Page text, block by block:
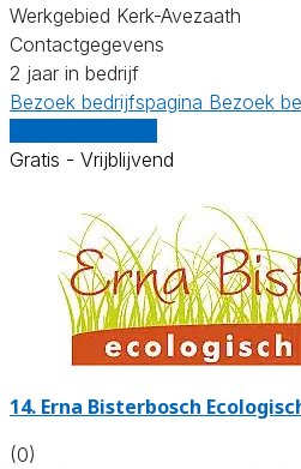
Werkgebied Kerk-Avezaath
Contactgegevens
2 jaar in bedrijf
Bezoek bedrijfspagina Bezoek
Gratis - Vrijblijvend
14. Erna Bisterbosch
(0)